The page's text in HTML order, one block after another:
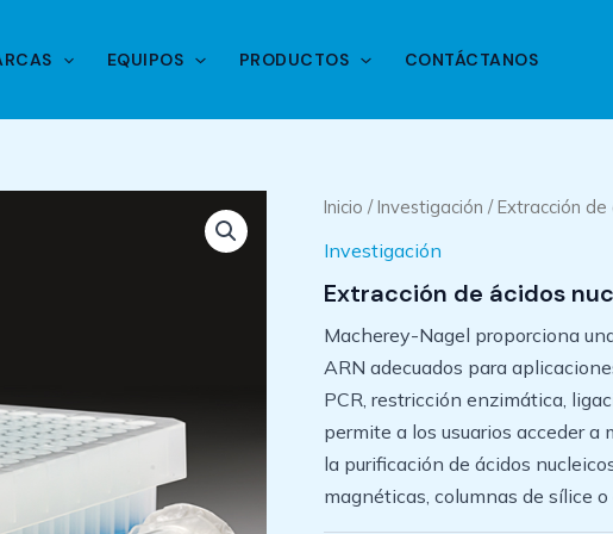
EQUIPOS PRODUCTOS CONTÁCTANOS
Inicio /Investigación / Extracción de
Investigación
Extracción de ácidos
Macherey-Nagel proporciona
ARN adecuados para
PCR, restricción enzimática,
permite a los usuarios acceder
la purificación de ácidos
magnéticas, columnas de sílice